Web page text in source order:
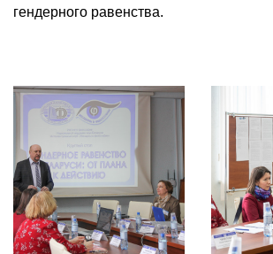
гендерного равенства.